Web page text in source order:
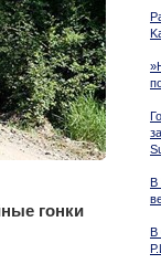
В
В
гонки